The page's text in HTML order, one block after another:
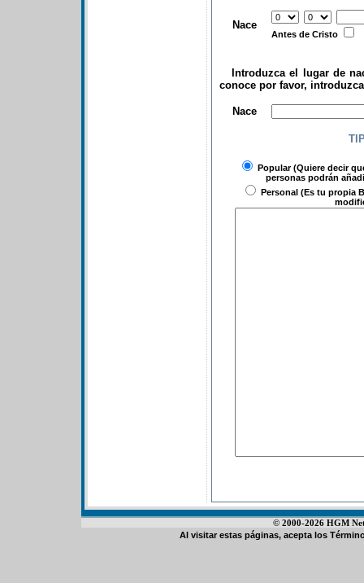
Nace
Antes de Cristo
Introduzca el lugar de
conoce por favor,
Nace
Popular(Quiere decir
personas podrán
Personal (Es tu propia
© 2000-2026 HGM
Al visitar estas páginas, acepta los